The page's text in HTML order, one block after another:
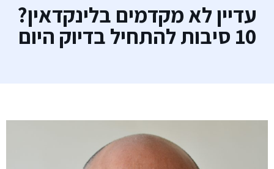
עדיין לא מקדמים בלינקדאין?
10 סיבות להתחיל בדיוק היום